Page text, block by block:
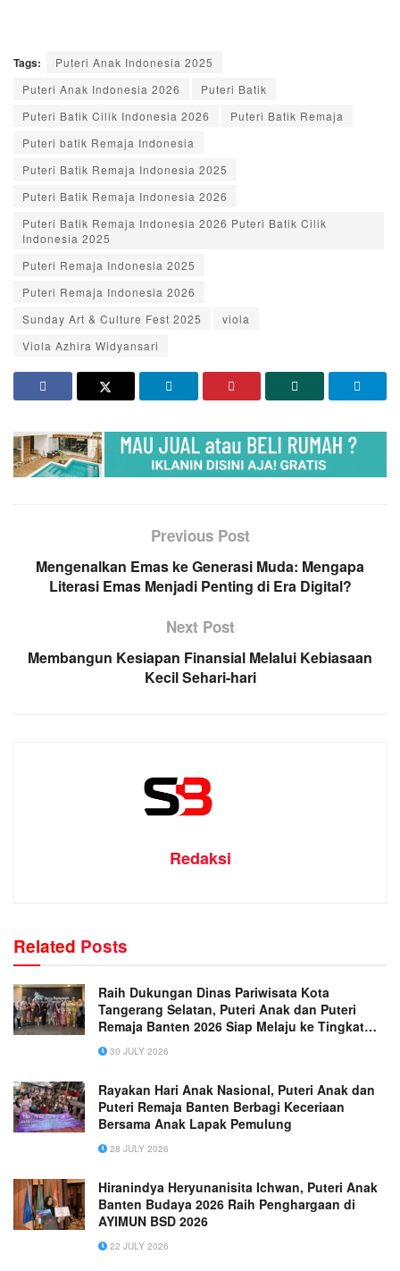
Tags:
Puteri Anak Indonesia 2025
Puteri Anak Indonesia 2026
Puteri Batik
Puteri Batik Cilik Indonesia 2026
Puteri Batik Remaja
Puteri batik Remaja Indonesia
Puteri Batik Remaja Indonesia 2025
Puteri Batik Remaja Indonesia 2026
Puteri Batik Remaja Indonesia 2026 Puteri Batik Cilik
Indonesia 2025
Puteri Remaja Indonesia 2025
Puteri Remaja Indonesia 2026
Sunday Art & Culture Fest 2025
viola
Viola Azhira Widyansari
Previous Post
Mengenalkan Emas ke Generasi Muda: Mengapa
Literasi Emas Menjadi Penting di Era Digital?
Next Post
Membangun Kesiapan Finansial Melalui Kebiasaan
Kecil Sehari-hari
Redaksi
Related Posts
Raih Dukungan Dinas Pariwisata Kota
Tangerang Selatan, Puteri Anak dan Puteri
Remaja Banten 2026 Siap Melaju ke Tingkat
Nasional
30 JULY 2026
Rayakan Hari Anak Nasional, Puteri Anak dan
Puteri Remaja Banten Berbagi Keceriaan
Bersama Anak Lapak Pemulung
28 JULY 2026
Hiranindya Heryunanisita Ichwan, Puteri Anak
Banten Budaya 2026 Raih Penghargaan di
AYIMUN BSD 2026
22 JULY 2026